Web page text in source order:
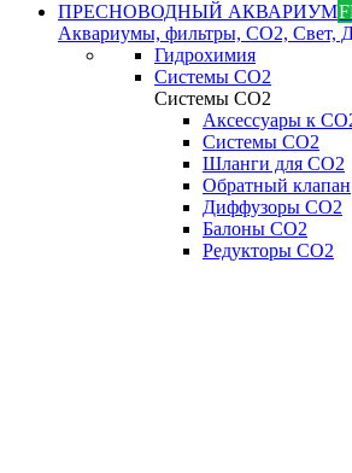
ПРЕСНОВОДНЫЙ АКВАРИУМ
Аквариумы, фильтры, СО2, Свет,
Гидрохимия
Системы СО2
Системы СО2
Аксессуары к
Системы СО2
Шланги для CO2
Обратный клапан
Диффузоры СO2
Балоны CO2
Редукторы CO2